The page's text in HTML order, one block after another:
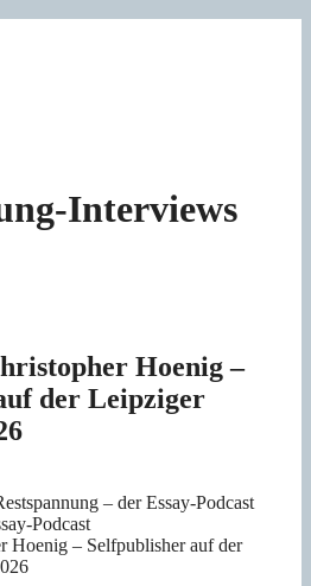
Interviews
Hoenig –
der Leipziger
Podcast
Hoenig – Selfpublisher auf der